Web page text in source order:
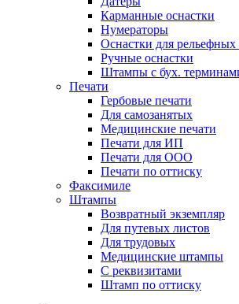
Карманные оснастки
Нумераторы
Оснастки для рельефных
Ручные оснастки
Штампы с бух.
Печати
Гербовые печати
Для самозанятых
Медицинские печати
Печати для ИП
Печати для ООО
Печати по оттиску
Факсимиле
Штампы
Возвратный экземпляр
Для путевых листов
Для трудовых
Медицинские штампы
С реквизитами
Штамп по оттиску